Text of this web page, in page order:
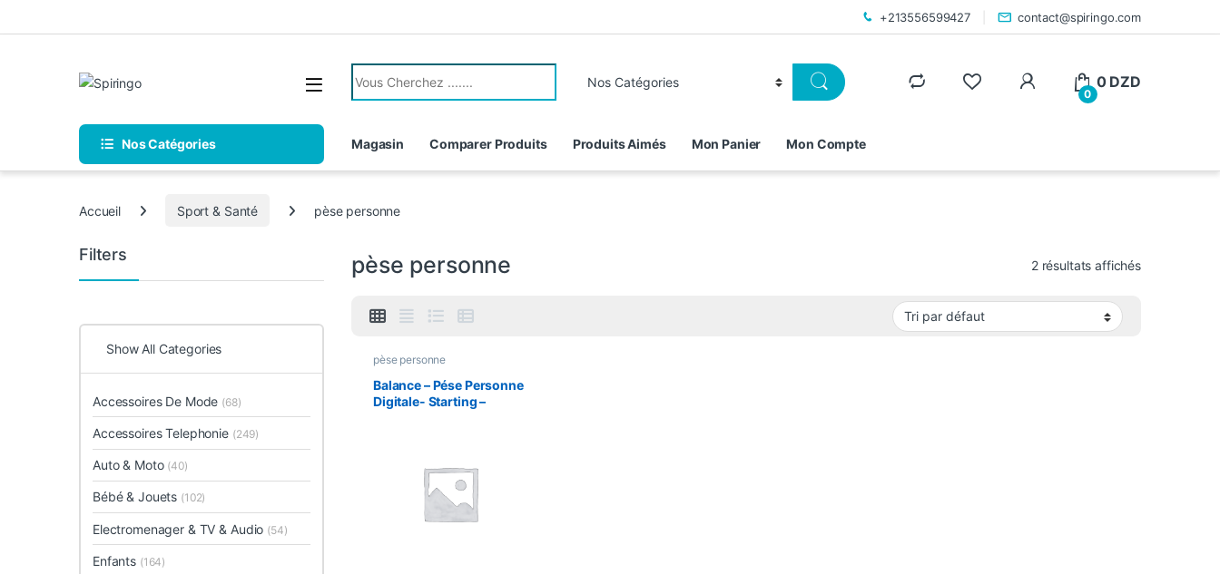
+213556599427 contact@spiringo.com
Search for:
0
0 DZD
Nos Catégories Magasin Comparer Produits Produits Aimés Mon Panier Mon Compte
Accueil Sport & Santé pèse personne
pèse personne 2 résultats affichés
pèse personne
Balance – Pése Personne
Digitale- Starting –
Filters
Show All Categories
Accessoires De Mode (68)
Accessoires Telephonie (249)
Auto & Moto (40)
Bébé & Jouets (102)
Electromenager & TV & Audio (54)
Enfants (164)